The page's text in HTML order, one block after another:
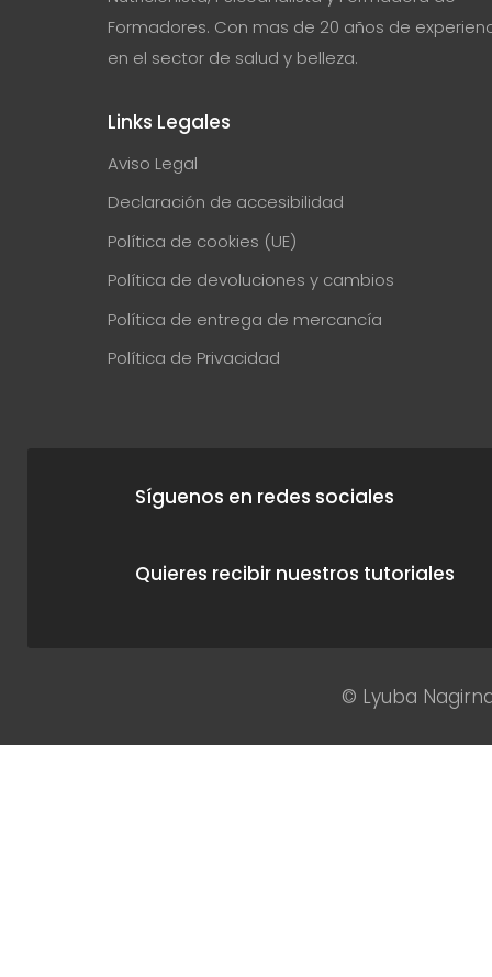
Formadores. Con mas de 20 años de
en el sector de salud y belleza.
Links Legales
Aviso Legal
Declaración de accesibilidad
Política de cookies (UE)
Política de devoluciones y cambios
Política de entrega de mercancía
Política de Privacidad
Síguenos en redes sociales
Quieres recibir nuestros tutoriales
© Lyuba